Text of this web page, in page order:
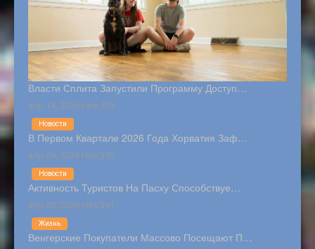
Власти Сплита Запустили Программу Доступ…
апр 14, 2026 Hits:413
В Первом Квартале 2026 Года Хорватия Заф…
апр 09, 2026 Hits:392
Новости
Активность Туристов На Пасху Способствуе…
апр 05, 2026 Hits:391
Новости
Венгерские Покупатели Массово Посещают П…
Жизнь